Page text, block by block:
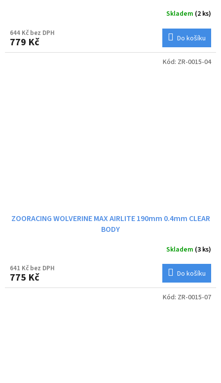
Skladem (2 ks)
644 Kč bez DPH
779 Kč Do košíku
ZOORACING WOLVERINE MAX AIRLITE 190mm 0.4mm CLEAR
BODY
Skladem (3 ks)
641 Kč bez DPH
775 Kč Do košíku
Kód: ZR-0015-04
Kód: ZR-0015-07